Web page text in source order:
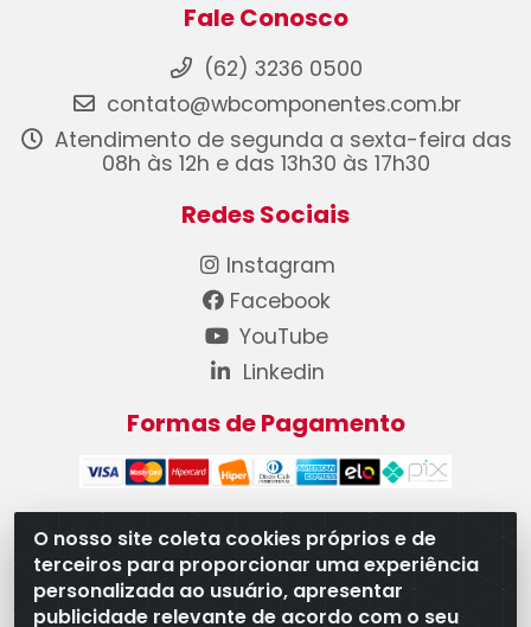
O nosso site coleta cookies próprios e de
terceiros para proporcionar uma experiência
personalizada ao usuário, apresentar
publicidade relevante de acordo com o seu
Fale Conosco
(62) 3236 0500
contato@wbcomponentes.com.br
Atendimento de segunda a sexta-feira das
08h às 12h e das 13h30 às 17h30
Redes Sociais
Instagram
Facebook
YouTube
Linkedin
Formas de Pagamento
WB Componentes Automotivos LTDA - CNPJ
08.528.393/0001-12 - Rua do Níquel, 667 - Parque
Oeste Industrial, Goiânia/GO - CEP 74375-660